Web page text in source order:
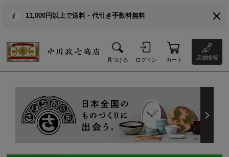
11,000円以上で送料・代引き手数料無料
見つける ログイン カート 店舗情報